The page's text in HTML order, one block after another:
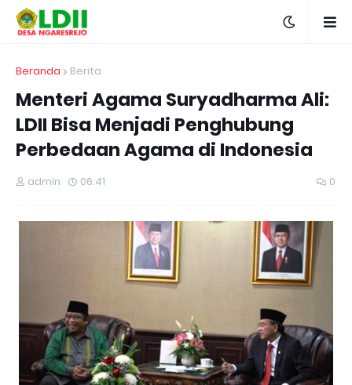
Beranda Berita
Menteri Agama Suryadharma Ali:
LDII Bisa Menjadi Penghubung
Perbedaan Agama di Indonesia
admin 06.41 0